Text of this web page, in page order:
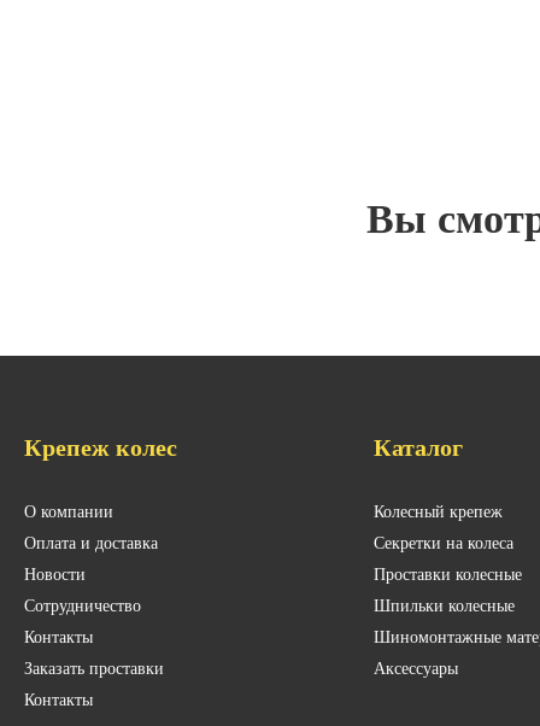
Вы
Крепеж колес
О компании
Оплата и доставка
Новости
Сотрудничество
Контакты
Заказать проставки
Контакты
Каталог
Колесный крепеж
Секретки на колеса
Проставки колесные
Шпильки колесные
Шиномонтажные
Аксессуары